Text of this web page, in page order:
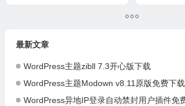
最新文章
WordPress主题zibll 7.3开心版下载
WordPress主题Modown v8.11原版免费下载
WordPress异地IP登录自动禁封用户插件免